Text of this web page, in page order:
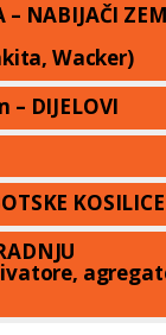
– NABIJAČI
Wacker)
– DIJELOVI
KOSILICE